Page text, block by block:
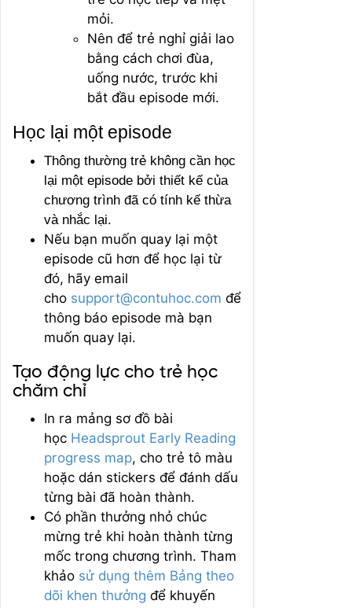
mỏi.
Nên để trẻ nghỉ giải lao
bằng cách chơi đùa,
uống nước, trước khi
bắt đầu episode mới.
Học lại một episode
Thông thường trẻ không cần học
lại một episode bởi thiết kế của
chương trình đã có tính kế thừa
và nhắc lại.
Nếu bạn muốn quay lại một
episode cũ hơn để học lại từ
đó, hãy email
cho support@contuhoc.com để
thông báo episode mà bạn
muốn quay lại.
Tạo động lực cho trẻ học
chăm chỉ
In ra mảng sơ đồ bài
học Headsprout Early Reading
progress map, cho trẻ tô màu
hoặc dán stickers để đánh dấu
từng bài đã hoàn thành.
Có phần thưởng nhỏ chúc
mừng trẻ khi hoàn thành từng
mốc trong chương trình. Tham
khảo sử dụng thêm Bảng theo
dõi khen thưởng để khuyến